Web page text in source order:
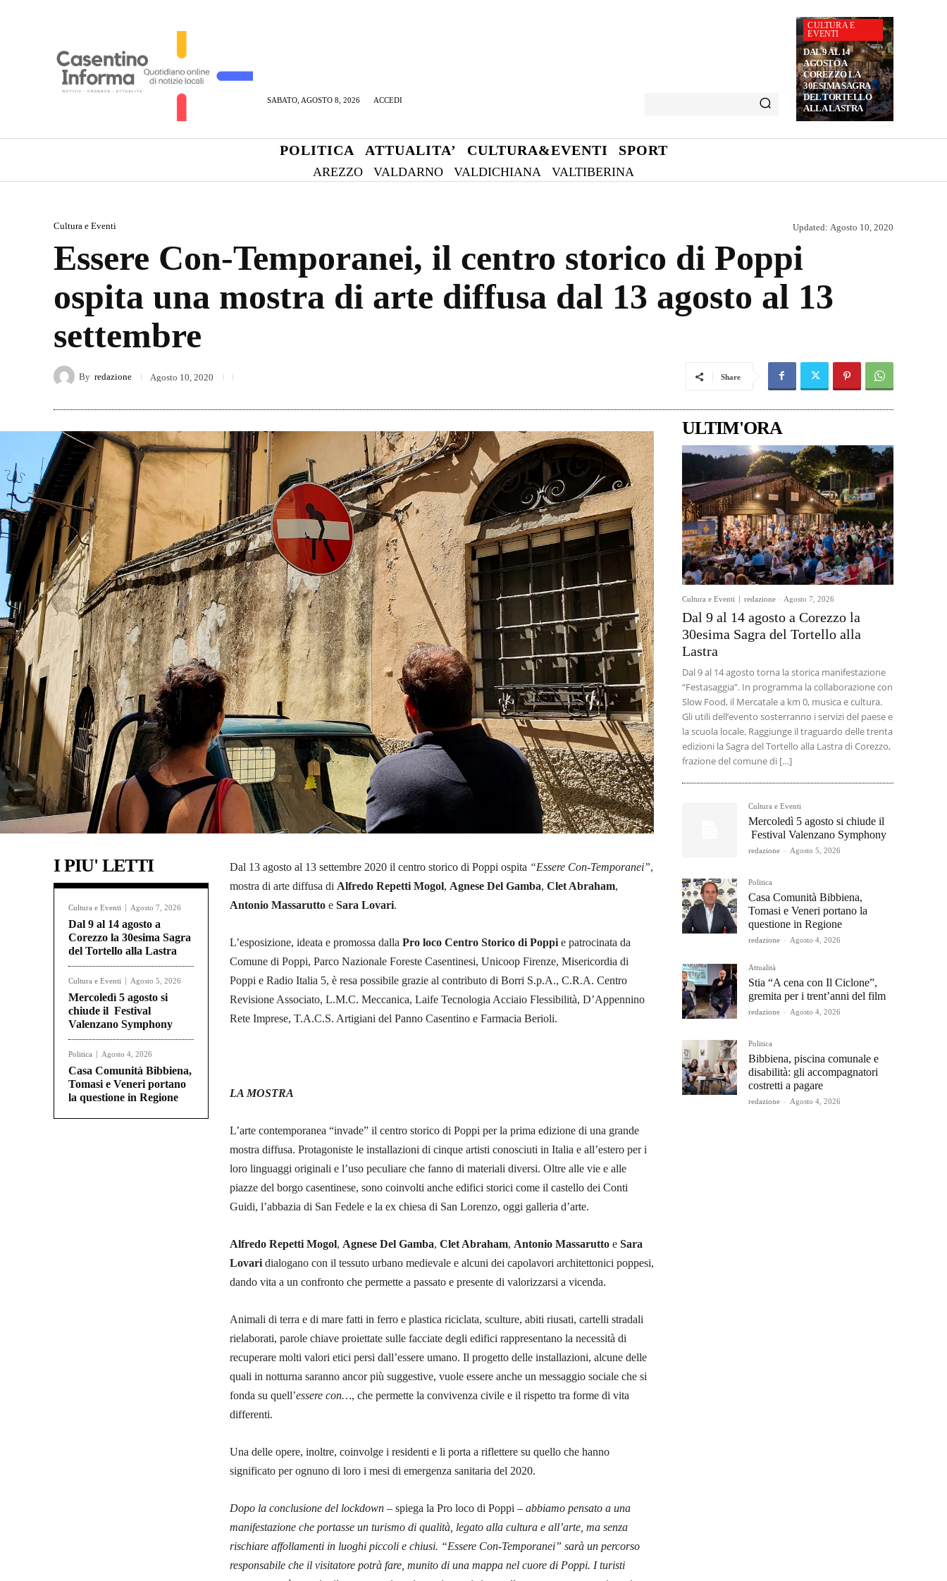
SABATO, AGOSTO 8, 2026 ACCEDI
CULTURA E
EVENTI
DAL 9 AL 14
AGOSTO A
COREZZO LA
30ESIMA SAGRA
DEL TORTELLO
ALLA LASTRA
POLITICA ATTUALITA’ CULTURA&EVENTI SPORT
AREZZO VALDARNO VALDICHIANA VALTIBERINA
Cultura e Eventi Updated: Agosto 10, 2020
Essere Con-Temporanei, il centro storico di Poppi
ospita una mostra di arte diffusa dal 13 agosto al 13
settembre
By redazione Agosto 10, 2020 Share
I PIU' LETTI
Cultura e Eventi Agosto 7, 2026
Dal 9 al 14 agosto a
Corezzo la 30esima Sagra
del Tortello alla Lastra
Cultura e Eventi Agosto 5, 2026
Mercoledì 5 agosto si
chiude il Festival
Valenzano Symphony
Politica Agosto 4, 2026
Casa Comunità Bibbiena,
Tomasi e Veneri portano
la questione in Regione
Dal 13 agosto al 13 settembre 2020 il centro storico di Poppi ospita “Essere Con-Temporanei”,
mostra di arte diffusa di Alfredo Repetti Mogol, Agnese Del Gamba, Clet Abraham,
Antonio Massarutto e Sara Lovari.
L’esposizione, ideata e promossa dalla Pro loco Centro Storico di Poppi e patrocinata da
Comune di Poppi, Parco Nazionale Foreste Casentinesi, Unicoop Firenze, Misericordia di
Poppi e Radio Italia 5, è resa possibile grazie al contributo di Borri S.p.A., C.R.A. Centro
Revisione Associato, L.M.C. Meccanica, Laife Tecnologia Acciaio Flessibilità, D’Appennino
Rete Imprese, T.A.C.S. Artigiani del Panno Casentino e Farmacia Berioli.
LA MOSTRA
L’arte contemporanea “invade” il centro storico di Poppi per la prima edizione di una grande
mostra diffusa. Protagoniste le installazioni di cinque artisti conosciuti in Italia e all’estero per i
loro linguaggi originali e l’uso peculiare che fanno di materiali diversi. Oltre alle vie e alle
piazze del borgo casentinese, sono coinvolti anche edifici storici come il castello dei Conti
Guidi, l’abbazia di San Fedele e la ex chiesa di San Lorenzo, oggi galleria d’arte.
Alfredo Repetti Mogol, Agnese Del Gamba, Clet Abraham, Antonio Massarutto e Sara
Lovari dialogano con il tessuto urbano medievale e alcuni dei capolavori architettonici poppesi,
dando vita a un confronto che permette a passato e presente di valorizzarsi a vicenda.
Animali di terra e di mare fatti in ferro e plastica riciclata, sculture, abiti riusati, cartelli stradali
rielaborati, parole chiave proiettate sulle facciate degli edifici rappresentano la necessità di
recuperare molti valori etici persi dall’essere umano. Il progetto delle installazioni, alcune delle
quali in notturna saranno ancor più suggestive, vuole essere anche un messaggio sociale che si
fonda su quell’essere con…, che permette la convivenza civile e il rispetto tra forme di vita
differenti.
Una delle opere, inoltre, coinvolge i residenti e li porta a riflettere su quello che hanno
significato per ognuno di loro i mesi di emergenza sanitaria del 2020.
Dopo la conclusione del lockdown – spiega la Pro loco di Poppi – abbiamo pensato a una
manifestazione che portasse un turismo di qualità, legato alla cultura e all’arte, ma senza
rischiare affollamenti in luoghi piccoli e chiusi. “Essere Con-Temporanei” sarà un percorso
responsabile che il visitatore potrà fare, munito di una mappa nel cuore di Poppi. I turisti
ULTIM'ORA
Cultura e Eventi redazione - Agosto 7, 2026
Dal 9 al 14 agosto a Corezzo la
30esima Sagra del Tortello alla
Lastra
Dal 9 al 14 agosto torna la storica manifestazione
“Festasaggia”. In programma la collaborazione con
Slow Food, il Mercatale a km 0, musica e cultura.
Gli utili dell’evento sosterranno i servizi del paese e
la scuola locale. Raggiunge il traguardo delle trenta
edizioni la Sagra del Tortello alla Lastra di Corezzo,
frazione del comune di […]
Cultura e Eventi
Mercoledì 5 agosto si chiude il
Festival Valenzano Symphony
redazione - Agosto 5, 2026
Politica
Casa Comunità Bibbiena,
Tomasi e Veneri portano la
questione in Regione
redazione - Agosto 4, 2026
Attualità
Stia “A cena con Il Ciclone”,
gremita per i trent’anni del film
redazione - Agosto 4, 2026
Politica
Bibbiena, piscina comunale e
disabilità: gli accompagnatori
costretti a pagare
redazione - Agosto 4, 2026